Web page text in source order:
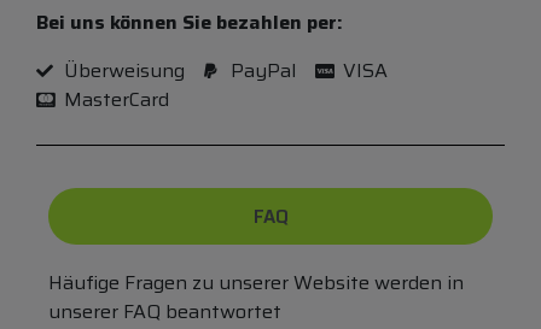
Bei uns können Sie bezahlen per:
Überweisung
PayPal
VISA
MasterCard
FAQ
Häufige Fragen zu unserer Website werden in
unserer FAQ beantwortet